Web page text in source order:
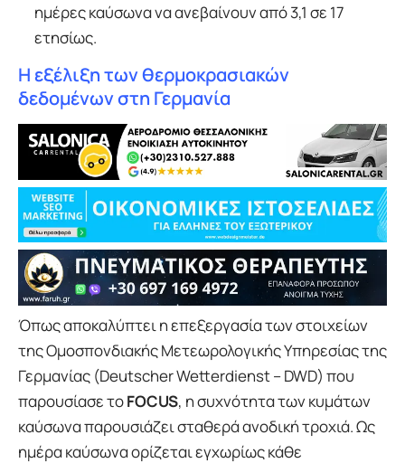
ημέρες καύσωνα να ανεβαίνουν από 3,1 σε 17
ετησίως.
Η εξέλιξη των θερμοκρασιακών
δεδομένων στη Γερμανία
Όπως αποκαλύπτει η επεξεργασία των στοιχείων
της Ομοσπονδιακής Μετεωρολογικής Υπηρεσίας της
Γερμανίας (Deutscher Wetterdienst – DWD) που
παρουσίασε τοFOCUS, η συχνότητα των κυμάτων
καύσωνα παρουσιάζει σταθερά ανοδική τροχιά. Ως
ημέρα καύσωνα ορίζεται εγχωρίως κάθε